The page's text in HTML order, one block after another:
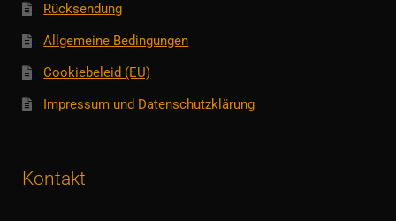
Rücksendung
Allgemeine Bedingungen
Cookiebeleid (EU)
Impressum und Datenschutzklärung
Kontakt